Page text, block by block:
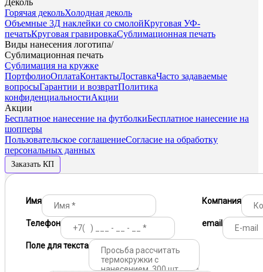
Деколь
Горячая декольХолодная деколь
Объемные 3Д наклейки со смолойКруговая УФ-
печатьКруговая гравировкаСублимационная печать
Виды нанесения логотипа/
Сублимационная печать
Сублимация на кружке
ПортфолиоОплатаКонтактыДоставкаЧасто задаваемые
вопросыГарантии и возвратПолитика
конфиденциальностиАкции
Акции
Бесплатное нанесение на футболкиБесплатное нанесение на
шопперы
Пользовательское соглашениеСогласие на обработку
персональных данных
Заказать КП
Имя Компания
Телефон email
Поле для текста